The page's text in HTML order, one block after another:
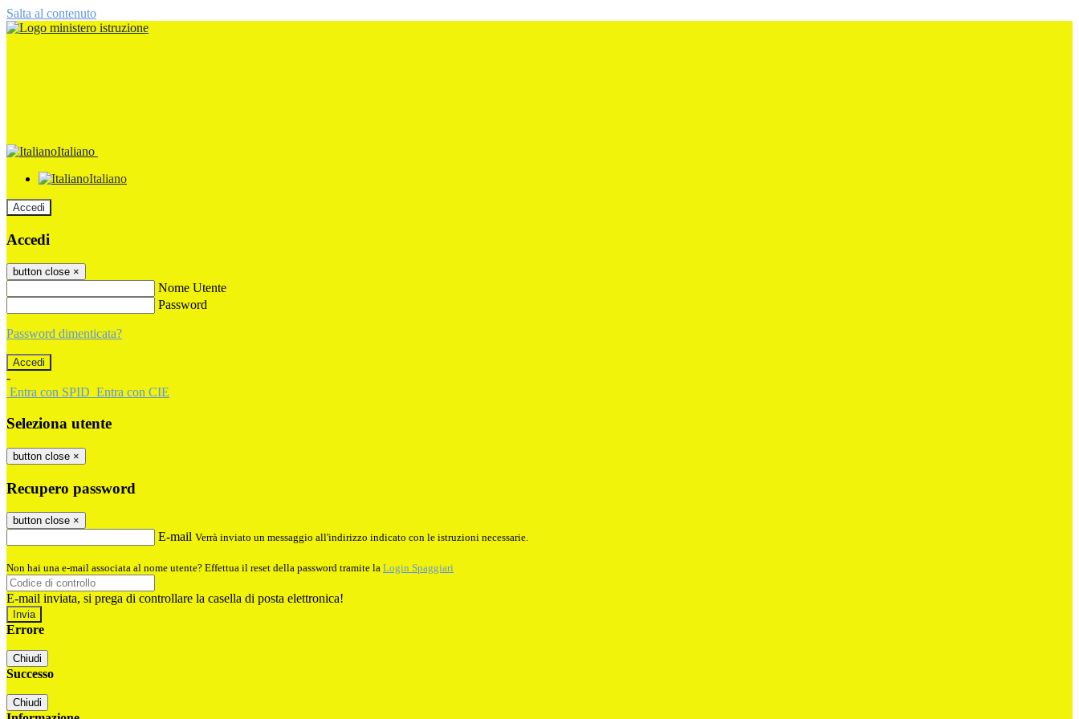
Salta al contenuto
Italiano
Italiano
Accedi
Accedi
button close ×
Nome Utente
Password
Password dimenticata?
-
Entra con SPID Entra con CIE
Seleziona utente
button close ×
Recupero password
button close ×
E-mail Verrà inviato un messaggio all'indirizzo indicato con le istruzioni necessarie.
Non hai una e-mail associata al nome utente? Effettua il reset della password tramite la Login Spaggiari
E-mail inviata, si prega di controllare la casella di posta elettronica!
Errore
Chiudi
Successo
Chiudi